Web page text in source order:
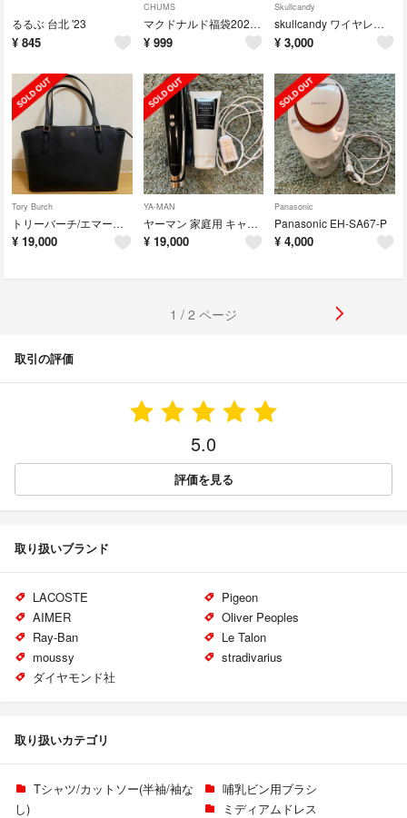
るるぶ 台北 '23
¥ 845
CHUMS
マクドナルド福袋2023 CHUMSコラボバッグ
¥ 999
Skullcandy
skullcandy ワイヤレスイヤフォン
¥ 3,000
Tory Burch
トリーバーチ/エマーソン/小さめ/トートバッグ/レザー
¥ 19,000
YA-MAN
ヤーマン 家庭用 キャビテーション キャビスパ360 HDS100B
¥ 19,000
Panasonic
Panasonic EH-SA67-P
¥ 4,000
1 / 2 ページ
取引の評価
5.0
評価を見る
取り扱いブランド
LACOSTE
Pigeon
AIMER
Oliver Peoples
Ray-Ban
Le Talon
moussy
stradivarius
ダイヤモンド社
取り扱いカテゴリ
Tシャツ/カットソー(半袖/袖な
し)
哺乳ビン用ブラシ
ミディアムドレス